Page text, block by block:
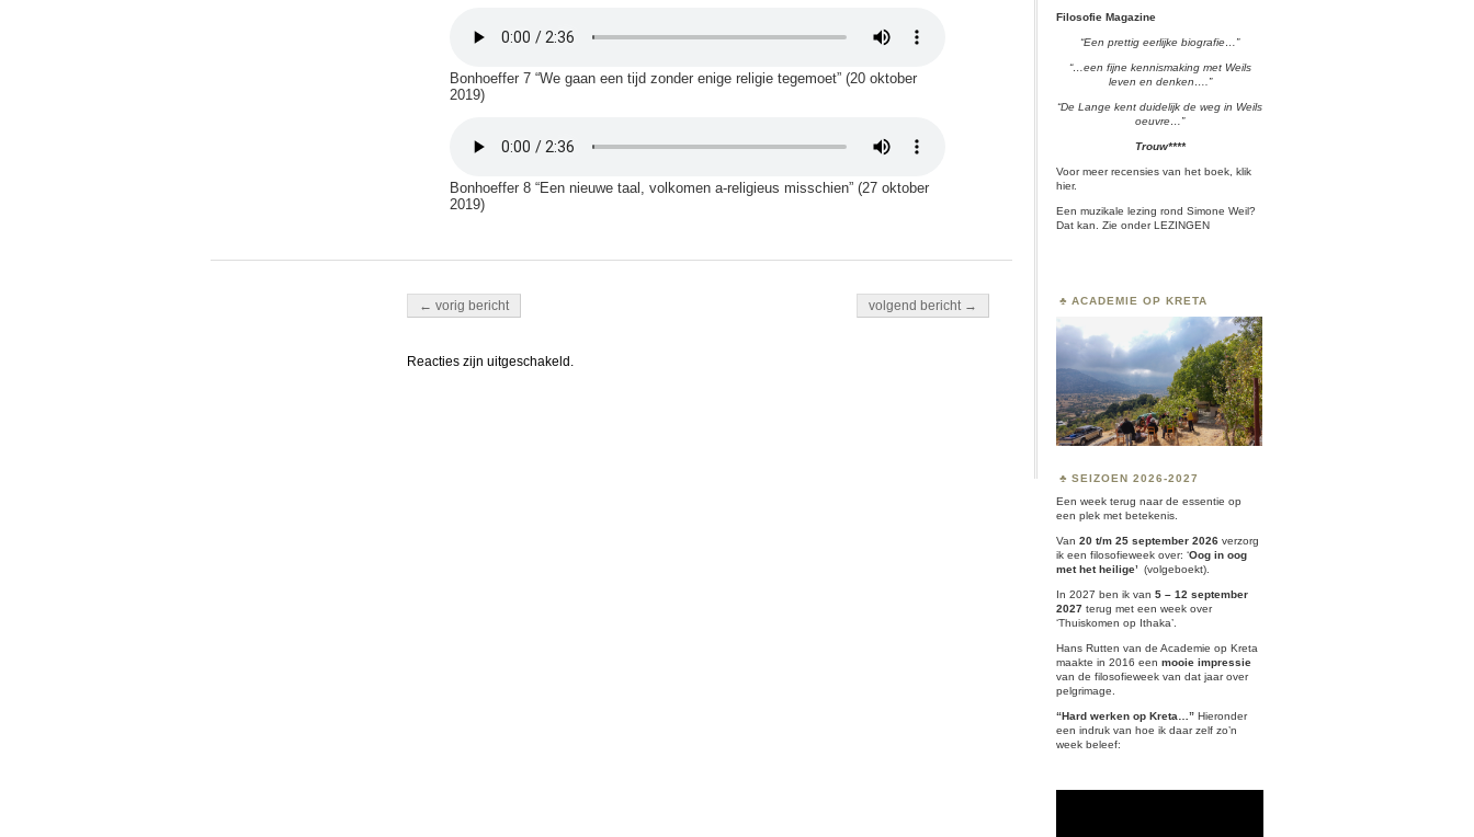
Bonhoeffer 7 “We gaan een tijd zonder enige religie tegemoet” (20 oktober
2019)
Bonhoeffer 8 “Een nieuwe taal, volkomen a-religieus misschien” (27 oktober
2019)
Berichten navigatie
← vorig bericht volgend bericht →
Reacties zijn uitgeschakeld.
Filosofie Magazine
“Een prettig eerlijke biografie…”
“…een fijne kennismaking met Weils
leven en denken….”
“De Lange kent duidelijk de weg in Weils
oeuvre…”
Trouw****
Voor meer recensies van het boek, klik
hier.
Een muzikale lezing rond Simone Weil?
Dat kan. Zie onderLEZINGEN
ACADEMIE OP KRETA
SEIZOEN 2026-2027
Een week terug naar de essentie op
een plek met betekenis.
Van 20 t/m 25 september 2026 verzorg
ik een filosofieweek over:‘Oog in oog
met het heilige’ (volgeboekt).
In 2027 ben ik van 5 – 12 september
2027 terug met een week over
‘Thuiskomen op Ithaka’.
Hans Rutten van de Academie op Kreta
maakte in 2016 eenmooie impressie
van de filosofieweek van dat jaar over
pelgrimage.
“Hard werken op Kreta…” Hieronder
een indruk van hoe ik daar zelf zo’n
week beleef: